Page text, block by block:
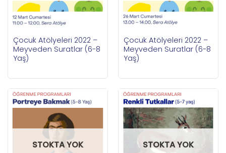
Çocuk Atölyeleri 2022 –
Meyveden Suratlar (6-8
Yaş)
Çocuk Atölyeleri 2022 –
Meyveden Suratlar (6-8
Yaş)
STOKTA YOK STOKTA YOK